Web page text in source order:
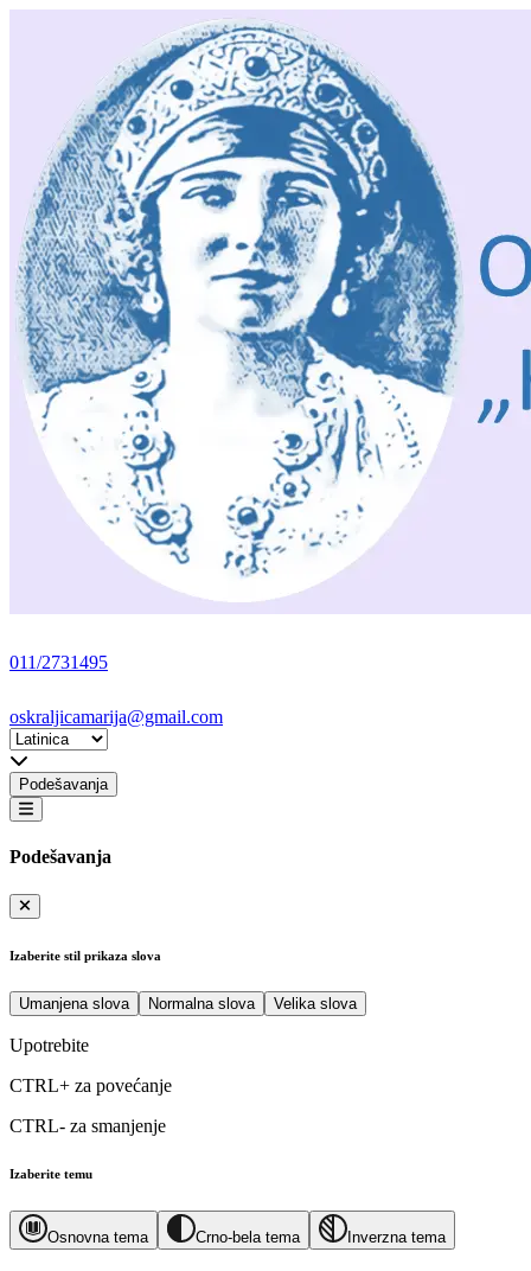
011/2731495
oskraljicamarija@gmail.com
Podešavanja
Podešavanja
Izaberite stil prikaza slova
Umanjena slova Normalna slova Velika slova
Upotrebite
CTRL+ za povećanje
CTRL- za smanjenje
Izaberite temu
Osnovna tema Crno-bela tema Inverzna tema